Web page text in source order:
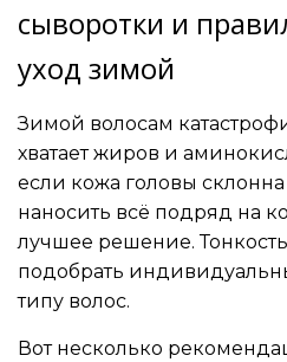
сыворотки и
уход зимой
Зимой волосам
хватает жиров и
если кожа головы склонна
наносить всё подряд на
лучшее решение.
подобрать
типу волос.
Вот несколько